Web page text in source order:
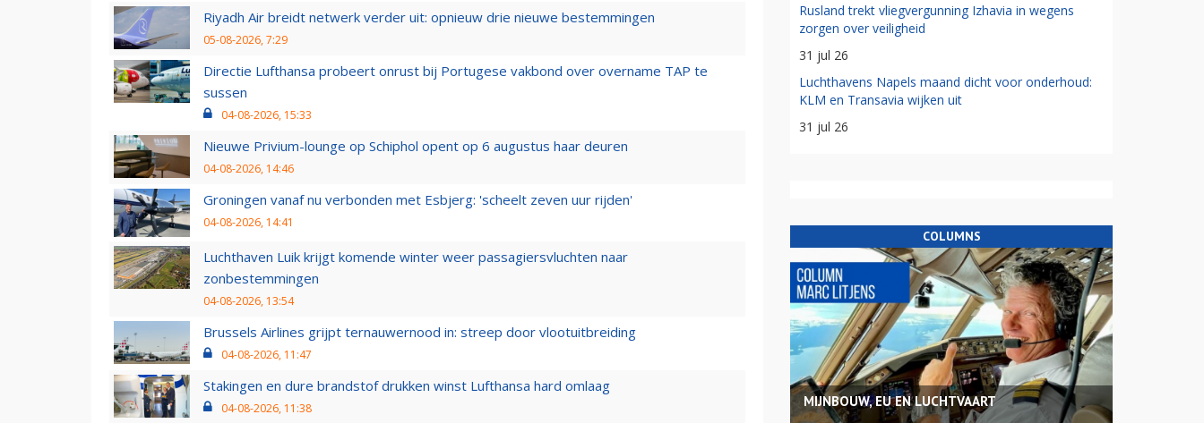
Riyadh Air breidt netwerk verder uit: opnieuw drie nieuwe bestemmingen
05-08-2026, 7:29
Directie Lufthansa probeert onrust bij Portugese vakbond over overname TAP te
sussen
04-08-2026, 15:33
Nieuwe Privium-lounge op Schiphol opent op 6 augustus haar deuren
04-08-2026, 14:46
Groningen vanaf nu verbonden met Esbjerg: 'scheelt zeven uur rijden'
04-08-2026, 14:41
Luchthaven Luik krijgt komende winter weer passagiersvluchten naar
zonbestemmingen
04-08-2026, 13:54
Brussels Airlines grijpt ternauwernood in: streep door vlootuitbreiding
04-08-2026, 11:47
Stakingen en dure brandstof drukken winst Lufthansa hard omlaag
04-08-2026, 11:38
Rusland trekt vliegvergunning Izhavia in wegens
zorgen over veiligheid
31 jul 26
Luchthavens Napels maand dicht voor onderhoud:
KLM en Transavia wijken uit
31 jul 26
COLUMNS
MIJNBOUW, EU EN LUCHTVAART